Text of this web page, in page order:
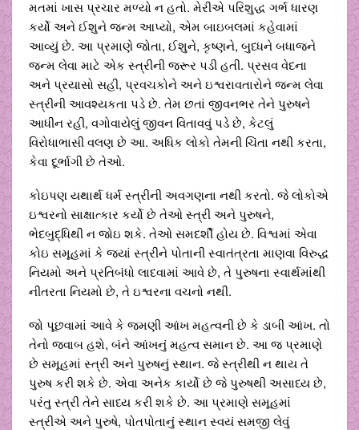
મતમાં ખાસ પ્રચાર મળ્યો ન હતો. મેરીએ પરિશુદ્ધ ગર્ભ ધારણ
કર્યો અને ઈશુને જન્મ આપ્યો, એમ બાઇબલમાં કહેવામાં
આવ્યું છે. આ પ્રમાણે જોતા, ઈશુને, કૃષ્ણને, બુધ્ધને બધાજને
જન્મ લેવા માટે એક સ્ત્રીની જરૂર પડી હતી. પ્રસવ વેદના
અને પ્રયાસો સહી, પ્રવચકોને અને ઇશ્વરાવતારોને જન્મ લેવા
સ્ત્રીની આવશ્યકતા પડે છે. તેમ છતાં જીવનભર તેને પુરુષને
આધીન રહી, વગોવાયેલું જીવન વિતાવવું પડે છે, કેટલું
વિરોધાભાસી વલણ છે આ. અધિક લોકો તેમની ચિંતા નથી કરતા,
કેવા દૂર્ભાગી છે તેઓ.
કોઇપણ યથાર્થ ધર્મ સ્ત્રીની અવગણના નથી કરતો. જે લોકોએ
ઇશ્વરનો સાક્ષાત્કાર કર્યો છે તેઓ સ્ત્રી અને પુરુષને,
ભેદબુદ્ધિથી ન જોઇ શકે. તેઓ સમદર્શી હોય છે. વિશ્વમાં એવા
કોઇ સમૂહમાં કે જ્યાં સ્ત્રીને પોતાની સ્વાતંત્રતા માણવા વિરુદ્ધ
નિયમો અને પ્રતિબંધો લાદવામાં આવે છે, તે પુરુષના સ્વાર્થમાંથી
નીતરતા નિયમો છે, તે ઇશ્વરના વચનો નથી.
જો પૂછવામાં આવે કે જમણી આંખ મહત્વની છે કે ડાબી આંખ. તો
તેનો જવાબ હશે, બંને આંખનું મહત્વ સમાન છે. આ જ પ્રમાણે
છે સમૂહમાં સ્ત્રી અને પુરુષનું સ્થાન. જે સ્ત્રીથી ન થાય તે
પુરુષ કરી શકે છે. એવા અનેક કાર્યો છે જે પુરુષથી અસાધ્ય છે,
પરંતુ સ્ત્રી તેને સાધ્ય કરી શકે છે. આ પ્રમાણે સમૂહમાં
સ્ત્રીએ અને પુરુષે, પોતપોતાનું સ્થાન સ્વયં સમજી લેવું